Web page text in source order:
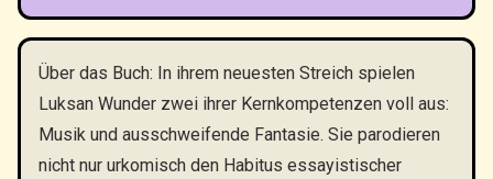
Über das Buch: In ihrem neuesten Streich spielen
Luksan Wunder zwei ihrer Kernkompetenzen voll aus:
Musik und ausschweifende Fantasie. Sie parodieren
nicht nur urkomisch den Habitus essayistischer